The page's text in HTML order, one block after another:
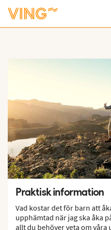
Praktisk information
Vad kostar det för barn att
upphämtad när jag ska åka
allt du behöver veta om våra